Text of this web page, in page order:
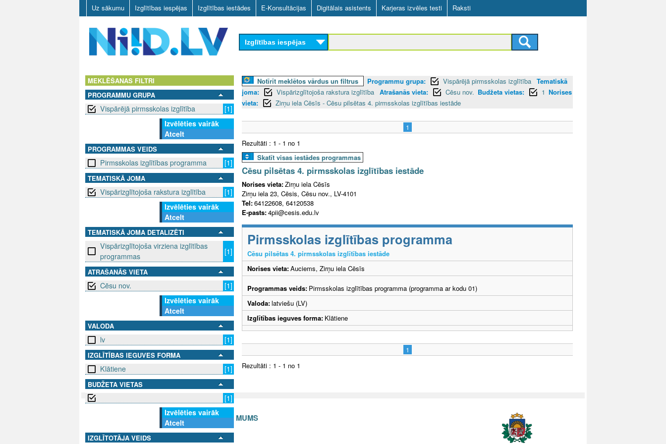
Skip
to
main
content
Uz sākumu Izglītības iespējas Izglītības iestādes E-Konsultācijas Digitālais asistents Karjeras izvēles testi Raksti
V
Izglītības iespējas
MEKLĒŠANAS FILTRI
PROGRAMMU GRUPA
Vispārējā pirmsskolas izglītība
[1]
Izvēlēties vairāk
Atcelt
PROGRAMMAS VEIDS
Pirmsskolas izglītības programma [1]
TEMATISKĀ JOMA
Vispārizglītojoša rakstura izglītība
[1]
Izvēlēties vairāk
Atcelt
TEMATISKĀ JOMA DETALIZĒTI
Vispārizglītojoša virziena izglītības
programmas
[1]
ATRAŠANĀS VIETA
Cēsu nov.
[1]
Izvēlēties vairāk
Atcelt
VALODA
lv [1]
IZGLĪTĪBAS IEGUVES FORMA
Klātiene [1]
BUDŽETA VIETAS
[1]
Izvēlēties vairāk
Atcelt
IZGLĪTOTĀJA VEIDS
Notīrīt meklētos vārdus un filtrus Programmu grupa: Vispārējā pirmsskolas izglītība Tematiskā
joma:
Vispārizglītojoša rakstura izglītība Atrašanās vieta: Cēsu nov. Budžeta vietas: 1 Norises
vieta:
Zirņu iela Cēsīs - Cēsu pilsētas 4. pirmsskolas izglītības iestāde
1
Rezultāti : 1 - 1 no 1
Skatīt visas iestādes programmas
Cēsu pilsētas 4. pirmsskolas izglītības iestāde
Norises vieta:Zirņu iela Cēsīs
Zirņu iela 23, Cēsis, Cēsu nov., LV-4101
Tel:64122608, 64120538
E-pasts:4pii@cesis.edu.lv
Pirmsskolas izglītības programma
Cēsu pilsētas 4. pirmsskolas izglītības iestāde
Norises vieta:Auciems, Zirņu iela Cēsīs
Programmas veids: Pirmsskolas izglītības programma (programma ar kodu 01)
Valoda:latviešu (LV)
Izglītības ieguves forma: Klātiene
1
Rezultāti : 1 - 1 no 1
SAZINIES AR MUMS
info@niid.lv